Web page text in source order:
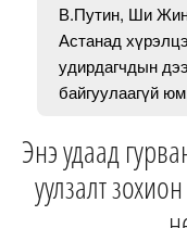
В.Путин, Ши
Астанад
удирдагчдын
байгуулаагүй
Энэ удаад
уулзалт